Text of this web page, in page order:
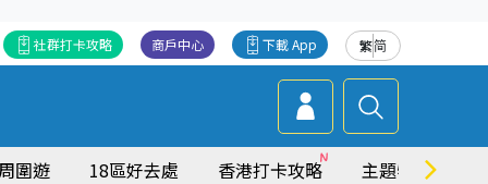
繁简
下載 App
商戶中心
社群打卡攻略
圍遊 18區好去處 香港打卡攻略 主題特集